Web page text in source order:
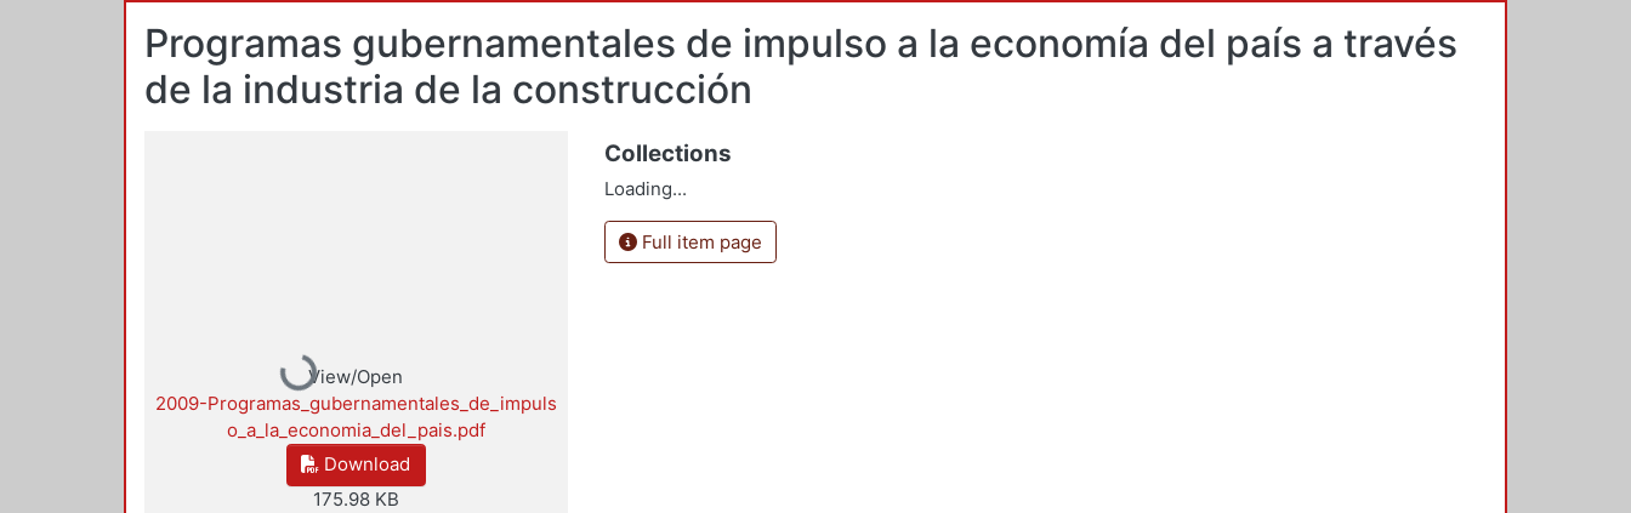
Programas gubernamentales de impulso a la economía del país a través
de la industria de la construcción
Loading...
View/Open
2009-Programas_gubernamentales_de_impuls
o_a_la_economia_del_pais.pdf
Download
175.98 KB
Collections
Loading...
Full item page